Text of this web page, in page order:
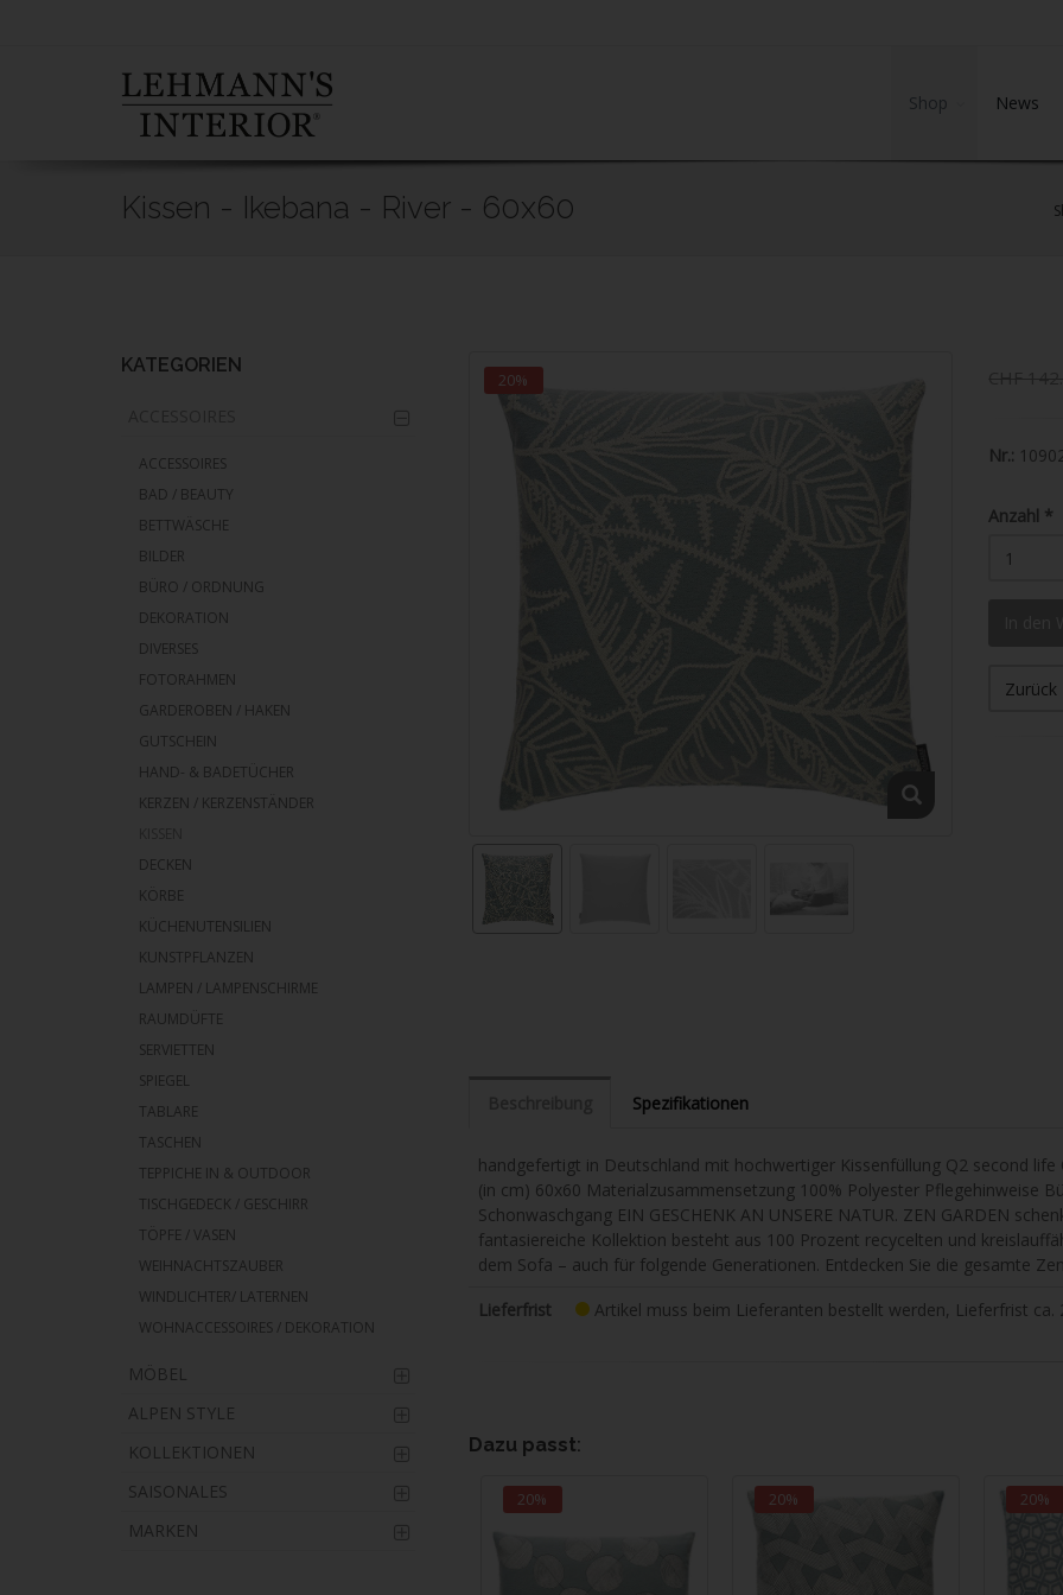
Shop News
Kissen - Ikebana - River - 60x60
KATEGORIEN
ACCESSOIRES
BAD / BEAUTY
BETTWÄSCHE
BILDER
BÜRO / ORDNUNG
DEKORATION
DIVERSES
FOTORAHMEN
GARDEROBEN / HAKEN
GUTSCHEIN
HAND- & BADETÜCHER
KERZEN / KERZENSTÄNDER
DECKEN
KÖRBE
KÜCHENUTENSILIEN
KUNSTPFLANZEN
LAMPEN / LAMPENSCHIRME
RAUMDÜFTE
SERVIETTEN
SPIEGEL
TABLARE
TASCHEN
TEPPICHE IN & OUTDOOR
TISCHGEDECK / GESCHIRR
TÖPFE / VASEN
WEIHNACHTSZAUBER
WINDLICHTER/ LATERNEN
WOHNACCESSOIRES / DEKORATION
MÖBEL
ALPEN STYLE
KOLLEKTIONEN
SAISONALES
MARKEN
20%
Nr.:
Anzahl *
Zurück
Spezifikationen
handgefertigt in Deutschland mit hochwertiger Kissenfüllung Q2 second
(in cm) 60x60 Materialzusammensetzung 100% Polyester Pflegehinweise
Schonwaschgang EIN GESCHENK AN UNSERE NATUR. ZEN GARDEN
fantasiereiche Kollektion besteht aus 100 Prozent recycelten und
dem Sofa – auch für folgende Generationen. Entdecken Sie die gesamte
Lieferfrist
Artikel muss beim Lieferanten bestellt werden, Lieferfrist ca.
Dazu passt:
20% 20% 20%